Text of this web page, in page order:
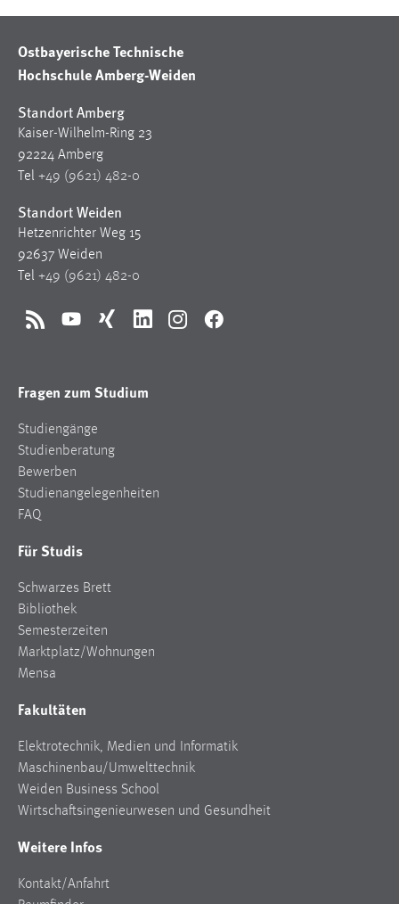
Ostbayerische Technische
Hochschule Amberg-Weiden
Standort Amberg
Kaiser-Wilhelm-Ring 23
92224 Amberg
Tel +49 (9621) 482-0
Standort Weiden
Hetzenrichter Weg 15
92637 Weiden
Tel +49 (9621) 482-0
RSS YouTubeXing LinkedInInstagramFacebook
Fragen zum Studium
Studiengänge
Studienberatung
Bewerben
Studienangelegenheiten
FAQ
Für Studis
Schwarzes Brett
Bibliothek
Semesterzeiten
Marktplatz/Wohnungen
Mensa
Fakultäten
Elektrotechnik, Medien und Informatik
Maschinenbau/Umwelttechnik
Weiden Business School
Wirtschaftsingenieurwesen und Gesundheit
Weitere Infos
Kontakt/Anfahrt